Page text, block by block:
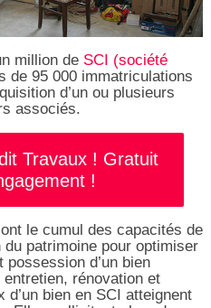
million de SCI (société
de 95 000 immatriculations
d’un ou plusieurs
associés.
Travaux ! Gratuit
!
le cumul des capacités de
patrimoine pour optimiser
d’un bien
rénovation et
bien en SCI atteignent